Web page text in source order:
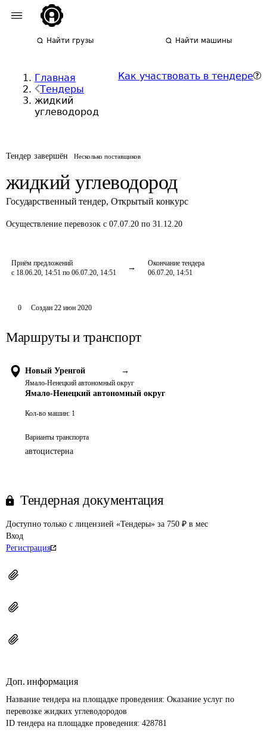
Найти грузы Найти машины
Главная
Тендеры
жидкий
углеводород
Как участвовать в тендере
Тендер завершён Несколько поставщиков
жидкий углеводород
Государственный тендер, Открытый конкурс
Осуществление перевозок с 07.07.20 по 31.12.20
Приём предложений
с 18.06.20, 14:51 по 06.07.20, 14:51
Окончание тендера
06.07.20, 14:51
0 Создан 22 июн 2020
Маршруты и транспорт
Новый Уренгой →
Ямало-Ненецкий автономный округ
Ямало-Ненецкий автономный округ
Кол-во машин: 1
Варианты транспорта
автоцистерна
Тендерная документация
Доступно только с лицензией «Тендеры» за 750 ₽ в мес
Вход
Регистрация
Доп. информация
Название тендера на площадке проведения: Оказание услуг по
перевозке жидких углеводородов
ID тендера на площадке проведения: 428781